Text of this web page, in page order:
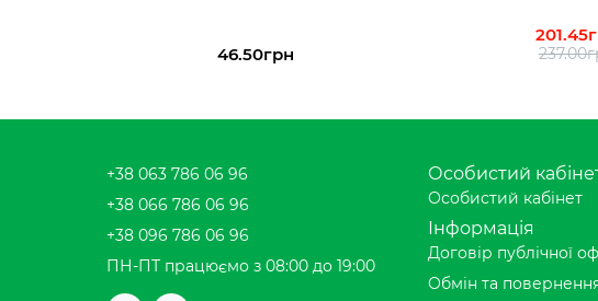
46.50грн
+38 063 786 06 96
+38 066 786 06 96
+38 096 786 06 96
ПН-ПТ працюємо з 08:00 до 19:00
Особистий
Особистий кабінет
Інформація
Договір публічної
Обмін та